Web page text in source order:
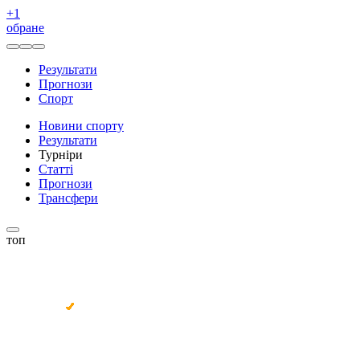
+1
обране
Результати
Прогнози
Спорт
Новини спорту
Результати
Турніри
Статті
Прогнози
Трансфери
топ